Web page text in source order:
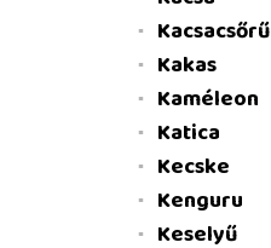
Kacsacsőrű
Kakas
Kaméleon
Katica
Kecske
Kenguru
Keselyű